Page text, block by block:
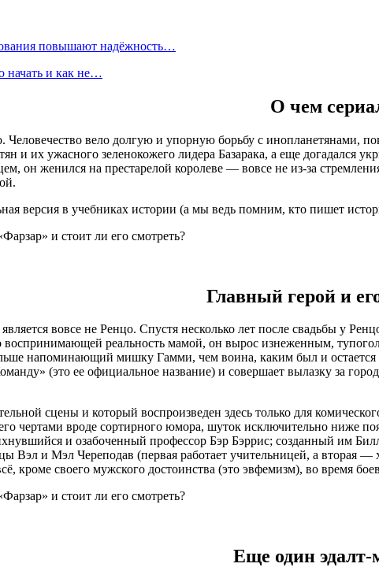
повышают надёжность…
начать и как не…
О чем
Человечество вело долгую и упорную борьбу с инопланетянами,
и их ужасного зеленокожего лидера Базарака, а еще догадался
он женился на престарелой королеве — вовсе не из-за
версия в учебниках истории (а мы ведь помним, кто пишет
Главный герой и
вовсе не Ренцо. Спустя несколько лет после свадьбы у
воспринимающей реальность мамой, он вырос изнеженным,
напоминающий мишку Гамми, чем воина, каким был и остается
(это ее официальное название) и совершает вылазку за
сцены и который воспроизведен здесь только для
чертами вроде сортирного юмора, шуток исключительно ниже
и озабоченный профессор Бэр Бэррис; созданный им
Вэл и Мэл Череподав (первая работает учительницей, а
кроме своего мужского достоинства (это эвфемизм), во время
Еще один эдалт-